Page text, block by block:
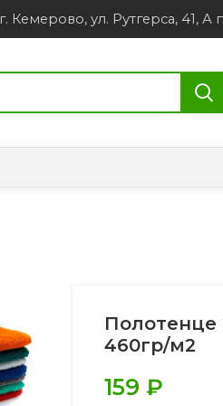
г. Кемерово, ул. Рутгерса, 41, А
Полотенце
460гр/м2
159 ₽